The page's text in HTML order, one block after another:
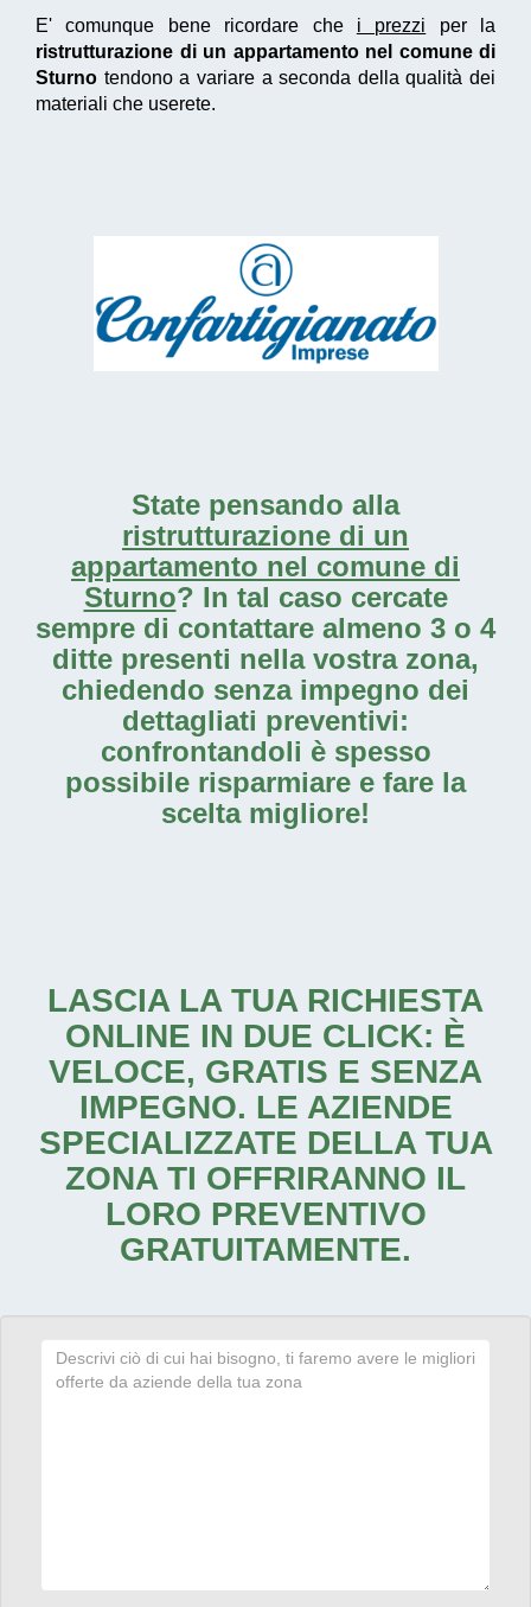
E' comunque bene ricordare che i prezzi per la
ristrutturazione di un appartamento nel comune di
Sturno tendono a variare a seconda della qualità dei
materiali che userete.
State pensando alla
ristrutturazione di un
appartamento nel comune di
Sturno? In tal caso cercate
sempre di contattare almeno 3 o 4
ditte presenti nella vostra zona,
chiedendo senza impegno dei
dettagliati preventivi:
confrontandoli è spesso
possibile risparmiare e fare la
scelta migliore!
LASCIA LA TUA RICHIESTA
ONLINE IN DUE CLICK: È
VELOCE, GRATIS E SENZA
IMPEGNO. LE AZIENDE
SPECIALIZZATE DELLA TUA
ZONA TI OFFRIRANNO IL
LORO PREVENTIVO
GRATUITAMENTE.